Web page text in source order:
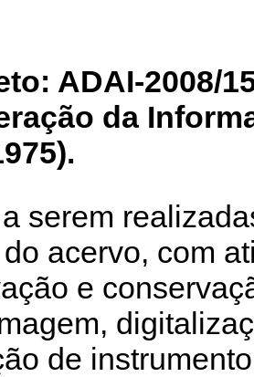
ADAI-2008/
da
serem
acervo, com
e
de